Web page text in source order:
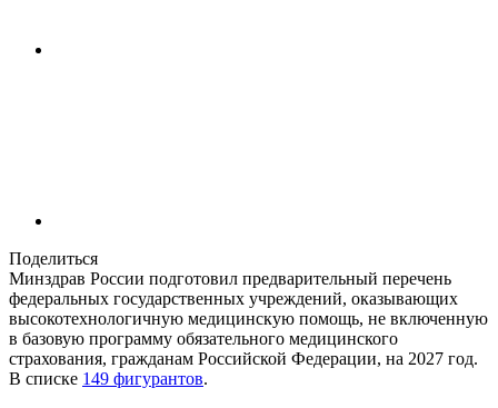
Поделиться
Минздрав России подготовил предварительный перечень
федеральных государственных учреждений, оказывающих
высокотехнологичную медицинскую помощь, не включенную
в базовую программу обязательного медицинского
страхования, гражданам Российской Федерации, на 2027 год.
В списке 149 фигурантов.